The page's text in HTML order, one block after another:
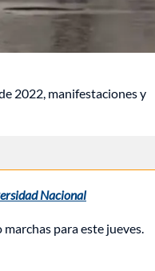
2022, manifestaciones y
Nacional
para este jueves.